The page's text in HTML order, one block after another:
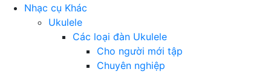
Nhạc cụ Khác
Ukulele
Các loại đàn Ukulele
Cho người mới tập
Chuyên nghiệp